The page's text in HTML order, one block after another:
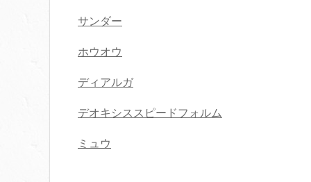
サンダー
ホウオウ
ディアルガ
デオキシススピードフォルム
ミュウ